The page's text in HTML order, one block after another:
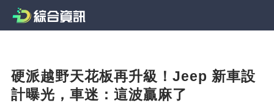
硬派越野天花板再升級！Jeep 新車設
計曝光，車迷：這波贏麻了